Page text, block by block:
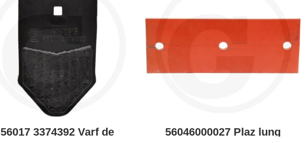
56017 3374392 Varf de 56046000027 Plaz lung